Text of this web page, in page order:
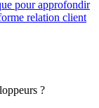
pour approfondir
relation client
?